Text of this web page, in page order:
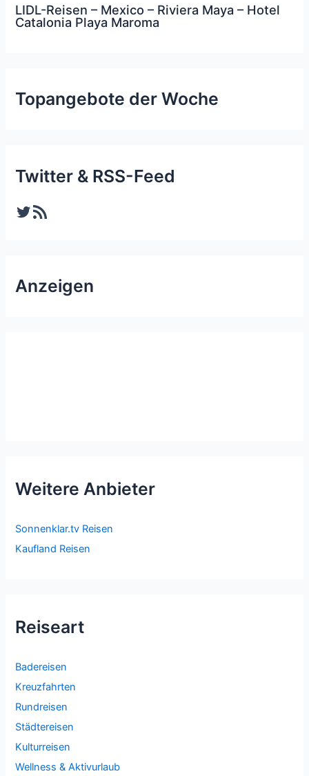
LIDL-Reisen – Mexico – Riviera Maya – Hotel
Catalonia Playa Maroma
Topangebote der Woche
Twitter & RSS-Feed
Twitter RSS-Feed
Anzeigen
Weitere Anbieter
Sonnenklar.tv Reisen
Kaufland Reisen
Reiseart
Badereisen
Kreuzfahrten
Rundreisen
Städtereisen
Kulturreisen
Wellness & Aktivurlaub